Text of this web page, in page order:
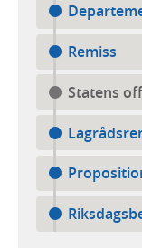
Remiss
Statens